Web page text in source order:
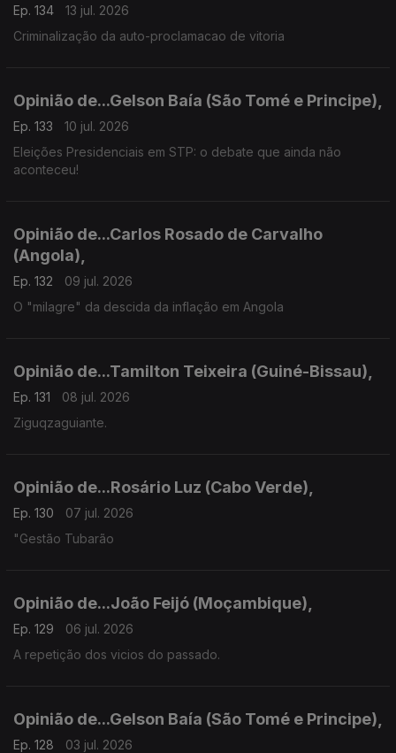
Ep. 134
13 jul. 2026
Criminalização da auto-proclamacao de vitoria
Opinião de...Gelson Baía (São Tomé e Principe),
Ep. 133
10 jul. 2026
Eleições Presidenciais em STP: o debate que ainda não
aconteceu!
Opinião de...Carlos Rosado de Carvalho
(Angola),
Ep. 132
09 jul. 2026
O "milagre" da descida da inflação em Angola
Opinião de...Tamilton Teixeira (Guiné-Bissau),
Ep. 131
08 jul. 2026
Ziguqzaguiante.
Opinião de...Rosário Luz (Cabo Verde),
Ep. 130
07 jul. 2026
"Gestão Tubarão
Opinião de...João Feijó (Moçambique),
Ep. 129
06 jul. 2026
A repetição dos vicios do passado.
Opinião de...Gelson Baía (São Tomé e Principe),
Ep. 128
03 jul. 2026